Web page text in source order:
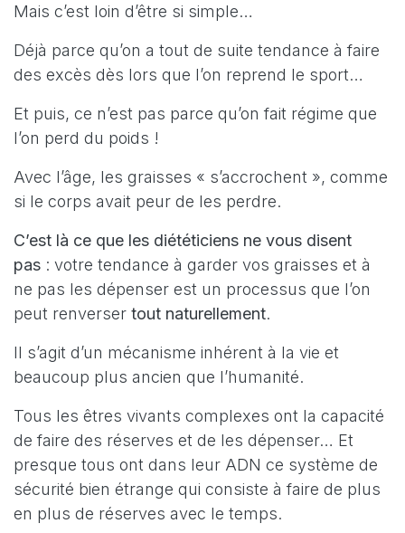
Mais c’est loin d’être si simple…
Déjà parce qu’on a tout de suite tendance à faire
des excès dès lors que l’on reprend le sport…
Et puis, ce n’est pas parce qu’on fait régime que
l’on perd du poids !
Avec l’âge, les graisses « s’accrochent », comme
si le corps avait peur de les perdre.
C’est là ce que les diététiciens ne vous disent
pas : votre tendance à garder vos graisses et à
ne pas les dépenser est un processus que l’on
peut renverser tout naturellement.
Il s’agit d’un mécanisme inhérent à la vie et
beaucoup plus ancien que l’humanité.
Tous les êtres vivants complexes ont la capacité
de faire des réserves et de les dépenser… Et
presque tous ont dans leur ADN ce système de
sécurité bien étrange qui consiste à faire de plus
en plus de réserves avec le temps.